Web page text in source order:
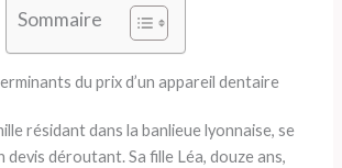
Sommaire
du prix d’un appareil dentaire
résidant dans la banlieue lyonnaise, se
déroutant. Sa fille Léa, douze ans,